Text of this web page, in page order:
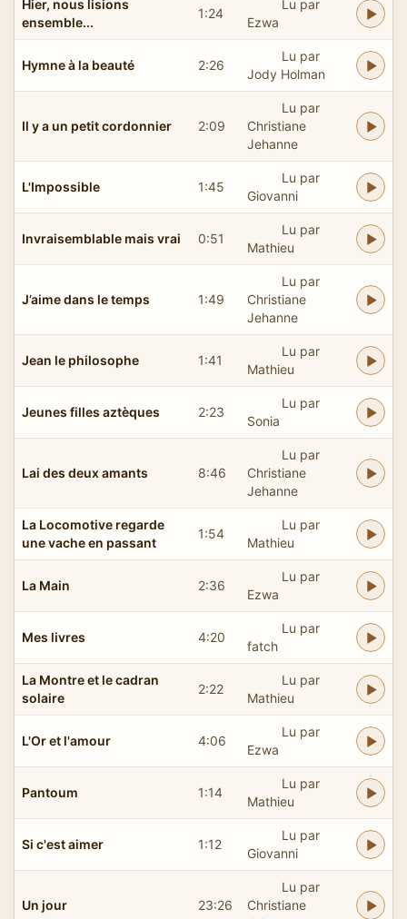
Hier, nous lisions
ensemble...
1:24
Lu par
Ezwa
Hymne à la beauté 2:26
Lu par
Jody Holman
Il y a un petit cordonnier 2:09
Lu par
Christiane
Jehanne
L'Impossible 1:45
Lu par
Giovanni
Invraisemblable mais vrai 0:51
Lu par
Mathieu
J’aime dans le temps 1:49
Lu par
Christiane
Jehanne
Jean le philosophe 1:41
Lu par
Mathieu
Jeunes filles aztèques 2:23
Lu par
Sonia
Lai des deux amants 8:46
Lu par
Christiane
Jehanne
La Locomotive regarde
une vache en passant
1:54
Lu par
Mathieu
La Main 2:36
Lu par
Ezwa
Mes livres 4:20
Lu par
fatch
La Montre et le cadran
solaire
2:22
Lu par
Mathieu
L'Or et l'amour 4:06
Lu par
Ezwa
Pantoum 1:14
Lu par
Mathieu
Si c'est aimer 1:12
Lu par
Giovanni
Un jour 23:26
Lu par
Christiane